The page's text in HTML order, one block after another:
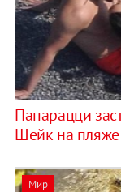
Папарацци
Шейк на
Мир